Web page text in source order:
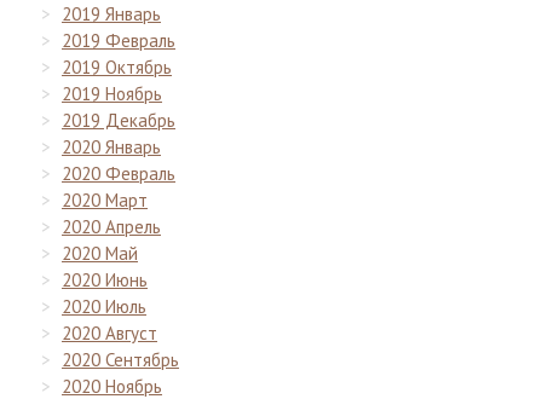
2019 Январь
2019 Февраль
2019 Октябрь
2019 Ноябрь
2019 Декабрь
2020 Январь
2020 Февраль
2020 Март
2020 Апрель
2020 Май
2020 Июнь
2020 Июль
2020 Август
2020 Сентябрь
2020 Ноябрь